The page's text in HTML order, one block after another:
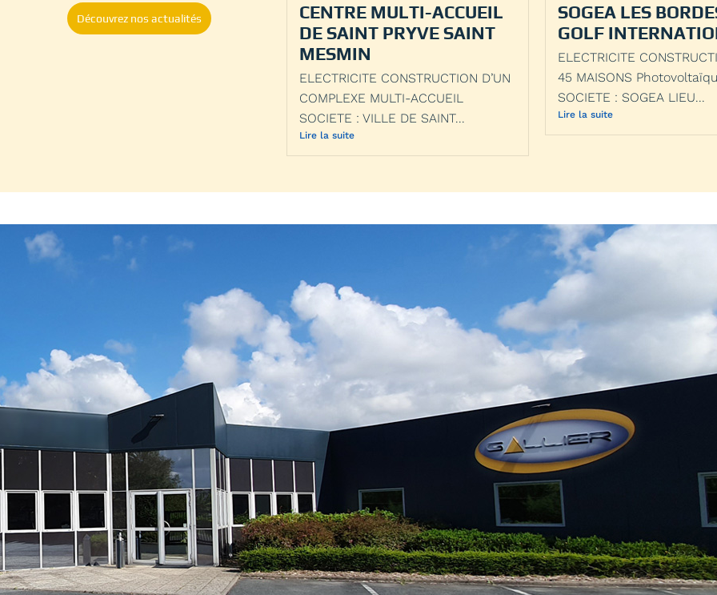
Découvrez nos actualités
CENTRE MULTI-ACCUEIL
DE SAINT PRYVE SAINT
MESMIN
ELECTRICITE CONSTRUCTION D’UN
COMPLEXE MULTI-ACCUEIL
SOCIETE : VILLE DE SAINT...
Lire la suite
SOGEA LES
GOLF
ELECTRICITE
45 MAISONS
SOCIETE : SOGEA LIEU...
Lire la suite